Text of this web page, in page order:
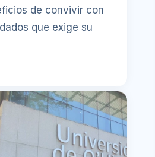
de convivir con
que exige su